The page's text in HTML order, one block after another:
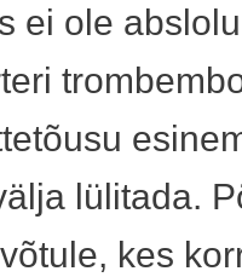
ei ole
lülitada.
kes